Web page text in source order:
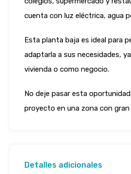
cuenta con luz eléctrica, agua
Esta planta baja es ideal para
adaptarla a sus necesidades,
vivienda o como negocio.
No deje pasar esta
proyecto en una zona con
Detalles adicionales